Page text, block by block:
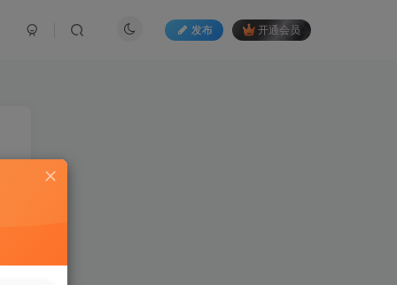
发布 开通会员